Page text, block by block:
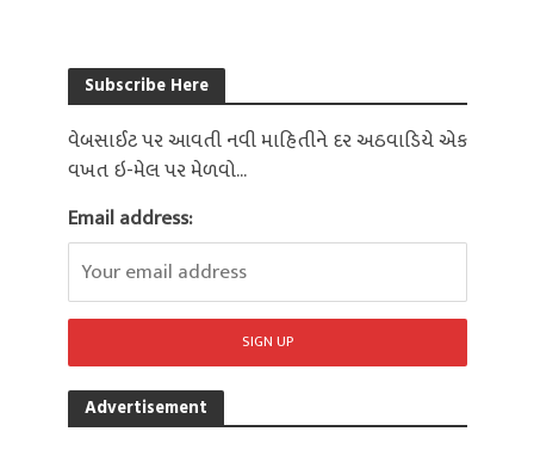
Subscribe Here
વેબસાઈટ પર આવતી નવી માહિતીને દર અઠવાડિયે એક
વખત ઇ-મેલ પર મેળવો...
Email address:
Advertisement